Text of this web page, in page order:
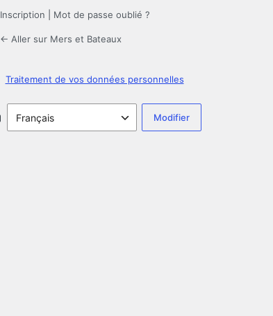
Inscription Mot de passe oublié ?
← Aller sur Mers et Bateaux
Traitement de vos données personnelles
Langue